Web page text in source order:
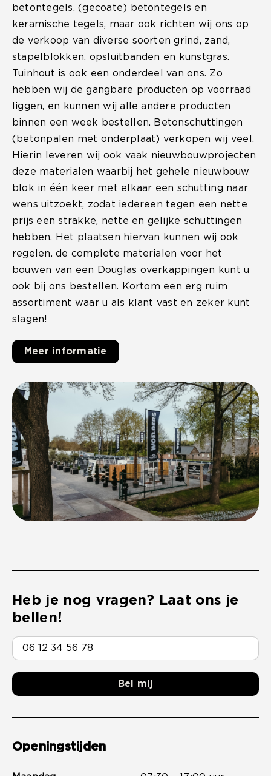
betontegels, (gecoate) betontegels en
keramische tegels, maar ook richten wij ons op
de verkoop van diverse soorten grind, zand,
stapelblokken, opsluitbanden en kunstgras.
Tuinhout is ook een onderdeel van ons. Zo
hebben wij de gangbare producten op voorraad
liggen, en kunnen wij alle andere producten
binnen een week bestellen. Betonschuttingen
(betonpalen met onderplaat) verkopen wij veel.
Hierin leveren wij ook vaak nieuwbouwprojecten
deze materialen waarbij het gehele nieuwbouw
blok in één keer met elkaar een schutting naar
wens uitzoekt, zodat iedereen tegen een nette
prijs een strakke, nette en gelijke schuttingen
hebben. Het plaatsen hiervan kunnen wij ook
regelen. de complete materialen voor het
bouwen van een Douglas overkappingen kunt u
ook bij ons bestellen. Kortom een erg ruim
assortiment waar u als klant vast en zeker kunt
slagen!
Meer informatie
Heb je nog vragen? Laat ons je
bellen!
Bel mij
Openingstijden